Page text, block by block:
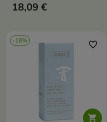
18,09 €
-18%

favorite_border